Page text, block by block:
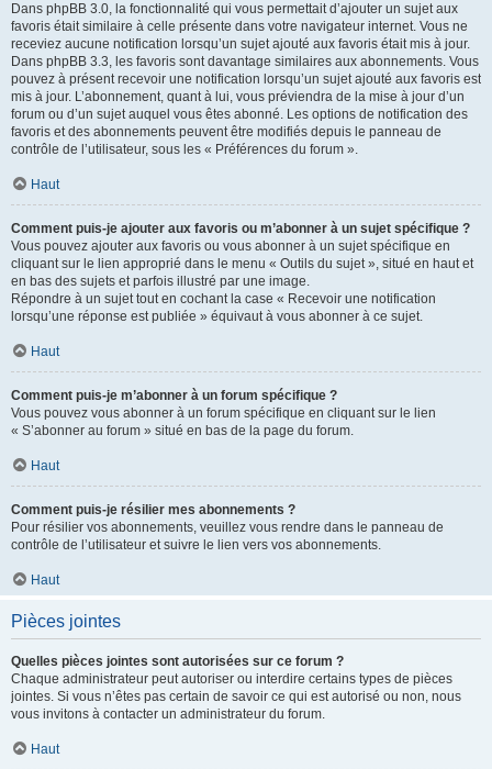
Dans phpBB 3.0, la fonctionnalité qui vous permettait d’ajouter un sujet aux
favoris était similaire à celle présente dans votre navigateur internet. Vous ne
receviez aucune notification lorsqu’un sujet ajouté aux favoris était mis à jour.
Dans phpBB 3.3, les favoris sont davantage similaires aux abonnements. Vous
pouvez à présent recevoir une notification lorsqu’un sujet ajouté aux favoris est
mis à jour. L’abonnement, quant à lui, vous préviendra de la mise à jour d’un
forum ou d’un sujet auquel vous êtes abonné. Les options de notification des
favoris et des abonnements peuvent être modifiés depuis le panneau de
contrôle de l’utilisateur, sous les « Préférences du forum ».
Haut
Comment puis-je ajouter aux favoris ou m’abonner à un sujet spécifique ?
Vous pouvez ajouter aux favoris ou vous abonner à un sujet spécifique en
cliquant sur le lien approprié dans le menu « Outils du sujet », situé en haut et
en bas des sujets et parfois illustré par une image.
Répondre à un sujet tout en cochant la case « Recevoir une notification
lorsqu’une réponse est publiée » équivaut à vous abonner à ce sujet.
Haut
Comment puis-je m’abonner à un forum spécifique ?
Vous pouvez vous abonner à un forum spécifique en cliquant sur le lien
« S’abonner au forum » situé en bas de la page du forum.
Haut
Comment puis-je résilier mes abonnements ?
Pour résilier vos abonnements, veuillez vous rendre dans le panneau de
contrôle de l’utilisateur et suivre le lien vers vos abonnements.
Haut
Pièces jointes
Quelles pièces jointes sont autorisées sur ce forum ?
Chaque administrateur peut autoriser ou interdire certains types de pièces
jointes. Si vous n’êtes pas certain de savoir ce qui est autorisé ou non, nous
vous invitons à contacter un administrateur du forum.
Haut